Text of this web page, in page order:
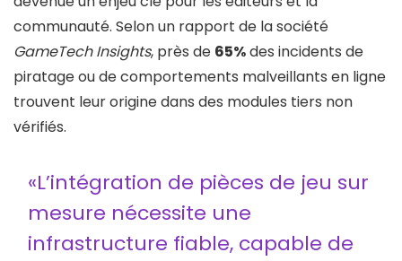
communauté. Selon un rapport de la société
GameTech Insights, près de 65%des incidents de
piratage ou de comportements malveillants en ligne
trouvent leur origine dans des modules tiers non
vérifiés.
«L’intégration de pièces de jeu sur
mesure nécessite une
infrastructure fiable, capable de